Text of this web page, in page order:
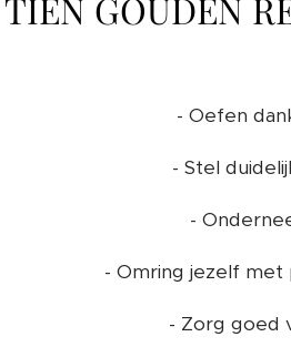
TIEN GOUDEN
- Oefen
- Stel
-
- Omring jezelf met
- Zorg goed